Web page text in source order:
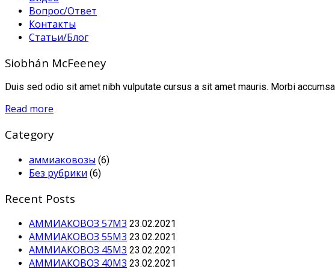
Вопрос/Ответ
Контакты
Статьи/Блог
Siobhán McFeeney
Duis sed odio sit amet nibh vulputate cursus a sit amet mauris. Morbi
Read more
Category
аммиаковозы (6)
Без рубрики (6)
Recent Posts
АММИАКОВОЗ 57М3 23.02.2021
АММИАКОВОЗ 55М3 23.02.2021
АММИАКОВОЗ 45М3 23.02.2021
АММИАКОВОЗ 40М3 23.02.2021